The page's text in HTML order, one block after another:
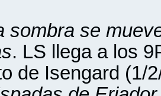
sombra se
. LS llega a los
de Isengard (1/